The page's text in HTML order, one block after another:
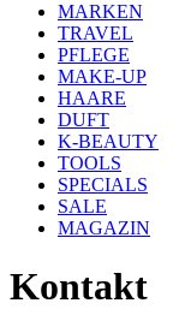
MARKEN
TRAVEL
PFLEGE
MAKE-UP
HAARE
DUFT
K-BEAUTY
TOOLS
SPECIALS
SALE
MAGAZIN
Kontakt